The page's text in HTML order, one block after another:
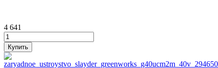
4 641